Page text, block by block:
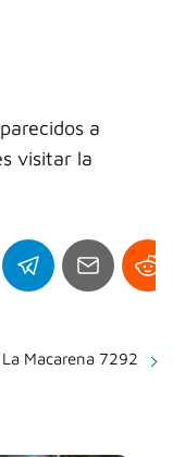
a
visitar la
Macarena 7292